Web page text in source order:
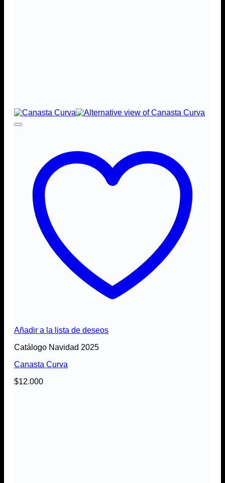
Añadir a la lista de deseos
Catálogo Navidad 2025
Canasta Curva
$12.000